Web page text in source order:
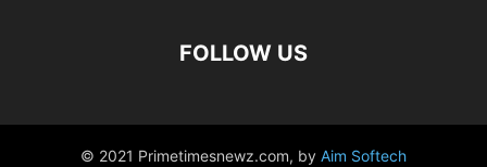
FOLLOW US
© 2021 Primetimesnewz.com, by Aim Softech